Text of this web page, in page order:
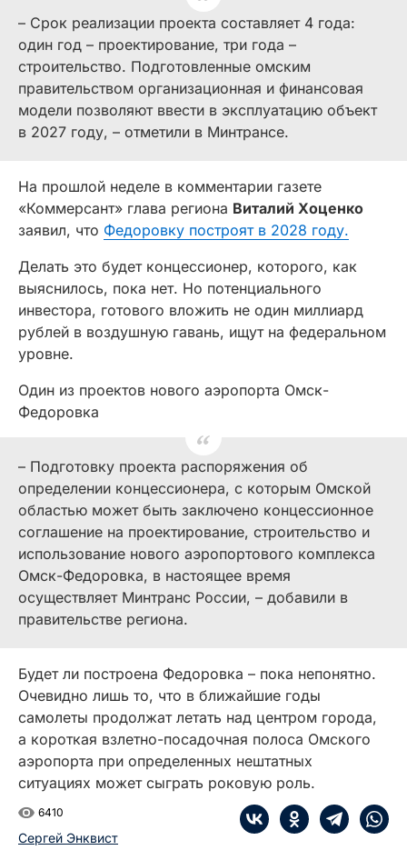
– Срок реализации проекта составляет 4 года:
один год – проектирование, три года –
строительство. Подготовленные омским
правительством организационная и финансовая
модели позволяют ввести в эксплуатацию объект
в 2027 году, – отметили в Минтрансе.
На прошлой неделе в комментарии газете
«Коммерсант» глава региона Виталий Хоценко
заявил, что Федоровку построят в 2028 году.
Делать это будет концессионер, которого, как
выяснилось, пока нет. Но потенциального
инвестора, готового вложить не один миллиард
рублей в воздушную гавань, ищут на федеральном
уровне.
Один из проектов нового аэропорта Омск-
Федоровка
– Подготовку проекта распоряжения об
определении концессионера, с которым Омской
областью может быть заключено концессионное
соглашение на проектирование, строительство и
использование нового аэропортового комплекса
Омск-Федоровка, в настоящее время
осуществляет Минтранс России, – добавили в
правительстве региона.
Будет ли построена Федоровка – пока непонятно.
Очевидно лишь то, что в ближайшие годы
самолеты продолжат летать над центром города,
а короткая взлетно-посадочная полоса Омского
аэропорта при определенных нештатных
ситуациях может сыграть роковую роль.
6410
Сергей Энквист